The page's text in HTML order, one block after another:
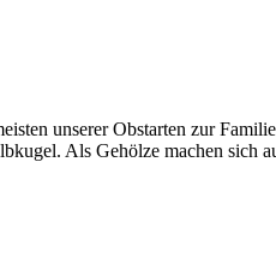
unserer Obstarten zur
Als Gehölze machen sich